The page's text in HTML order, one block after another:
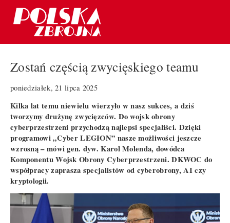
Zostań częścią zwycięskiego teamu
poniedziałek, 21 lipca 2025
Kilka lat temu niewielu wierzyło w nasz sukces, a dziś
tworzymy drużynę zwycięzców. Do wojsk obrony
cyberprzestrzeni przychodzą najlepsi specjaliści. Dzięki
programowi „Cyber LEGION” nasze możliwości jeszcze
wzrosną – mówi gen. dyw. Karol Molenda, dowódca
Komponentu Wojsk Obrony Cyberprzestrzeni. DKWOC do
współpracy zaprasza specjalistów od cyberobrony, AI czy
kryptologii.